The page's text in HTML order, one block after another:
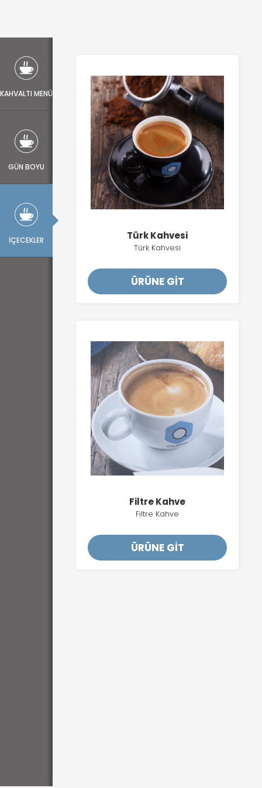
KAHVALTI MENÜ
GÜN BOYU
İÇECEKLER Türk Kahvesi
Türk Kahvesi
ÜRÜNE GİT
Filtre Kahve
Filtre Kahve
ÜRÜNE GİT